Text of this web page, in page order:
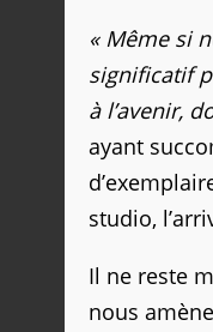
« Même si
significatif
à l’avenir,
ayant
studio,
Il ne reste
nous